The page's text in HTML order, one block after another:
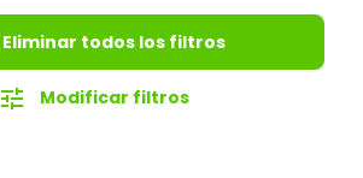
Eliminar todos los filtros
tune Modificar filtros